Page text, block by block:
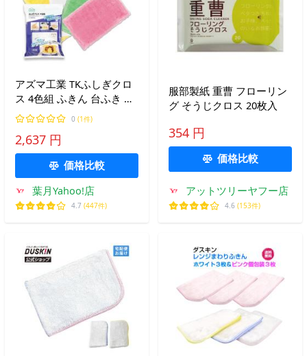
アズマ工業 TKふしぎクロ
ス 4色組 ふきん 台ふき ぞ
うきん 汚れにくい不思議
な雑巾 水だけで油汚れが
落とせる しょう油・ソー
スなどの食卓の汚れ拭き
0 (1件)
2,637 円
価格比較
葉月Yahoo!店
4.7 (447件)
服部製紙 重曹 フローリン
グ そうじクロス 20枚入
354 円
価格比較
アットツリーヤフー店
4.6 (153件)